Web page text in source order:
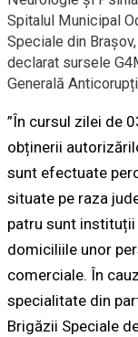
Spitalul Municipal
Speciale din
declarat sursele
Generală
”În cursul zilei de
obținerii
sunt efectuate
situate pe raza
patru sunt instituții
domiciliile unor
comerciale. În
specialitate din
Brigăzii Speciale